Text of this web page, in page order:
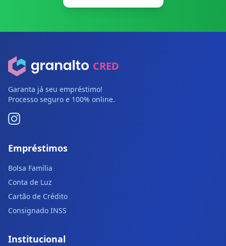
CRED
Garanta já seu empréstimo!
Processo seguro e 100% online.
Empréstimos
Bolsa Família
Conta de Luz
Cartão de Crédito
Consignado INSS
Institucional